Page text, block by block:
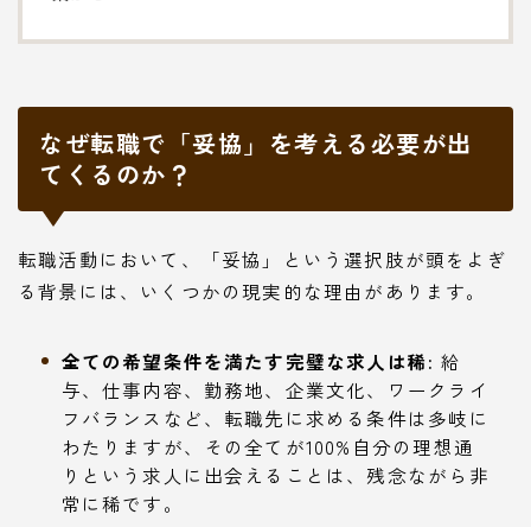
なぜ転職で「妥協」を考える必要が出
てくるのか？
転職活動において、「妥協」という選択肢が頭をよぎ
る背景には、いくつかの現実的な理由があります。
全ての希望条件を満たす完璧な求人は稀: 給
与、仕事内容、勤務地、企業文化、ワークライ
フバランスなど、転職先に求める条件は多岐に
わたりますが、その全てが100%自分の理想通
りという求人に出会えることは、残念ながら非
常に稀です。